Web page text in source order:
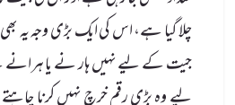
چلا گیا ہے، اس کی ایک بڑی وجہ یہ
جیت کے لیے نہیں ہار نے یا